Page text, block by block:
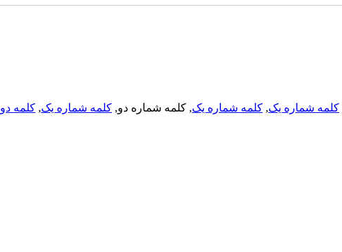
کلمه شماره یک, کلمه شماره یک, کلمه شماره دو, کلمه شماره یک, کلمه دو